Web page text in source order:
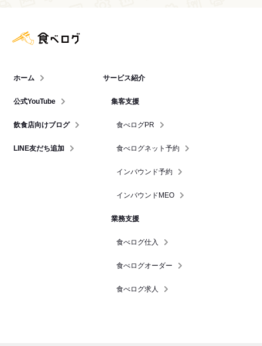
ホーム
公式YouTube
飲食店向けブログ
LINE友だち追加
サービス紹介
集客支援
食べログPR
食べログネット予約
インバウンド予約
インバウンドMEO
業務支援
食べログ仕入
食べログオーダー
食べログ求人